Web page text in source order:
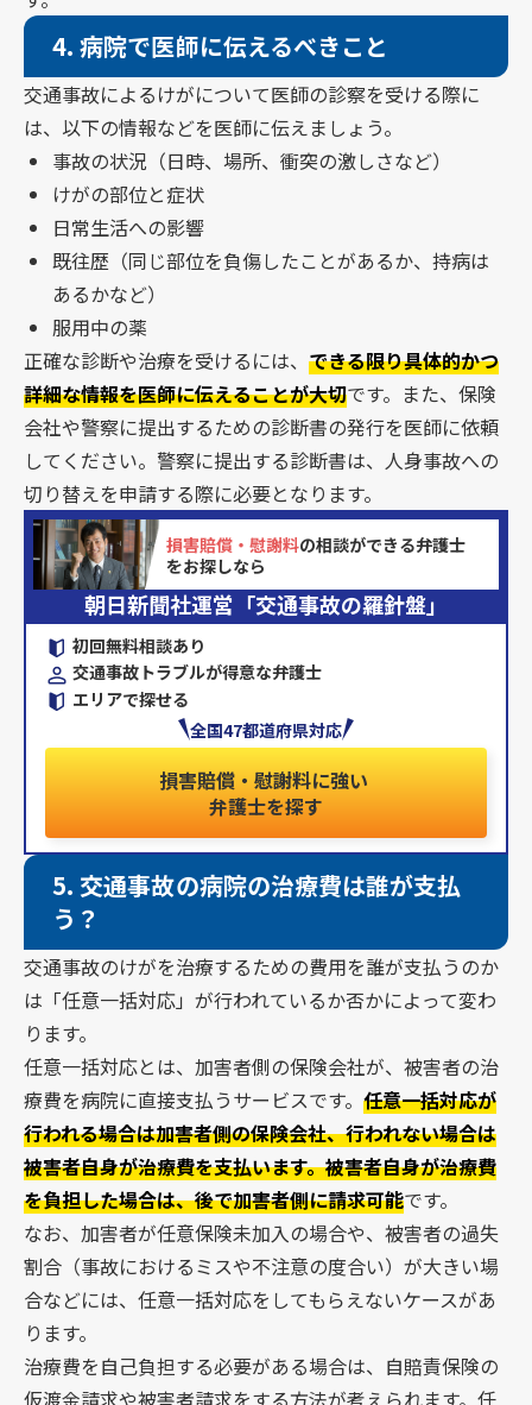
4. 病院で医師に伝えるべきこと
交通事故によるけがについて医師の診察を受ける際に
は、以下の情報などを医師に伝えましょう。
事故の状況（日時、場所、衝突の激しさなど）
けがの部位と症状
日常生活への影響
既往歴（同じ部位を負傷したことがあるか、持病は
あるかなど）
服用中の薬
正確な診断や治療を受けるには、できる限り具体的かつ
詳細な情報を医師に伝えることが大切です。また、保険
会社や警察に提出するための診断書の発行を医師に依頼
してください。警察に提出する診断書は、人身事故への
切り替えを申請する際に必要となります。
損害賠償・慰謝料の相談ができる弁護士
をお探しなら
朝日新聞社運営「交通事故の羅針盤」
初回無料相談あり
交通事故トラブルが得意な弁護士
エリアで探せる
全国47都道府県対応
損害賠償・慰謝料に強い
弁護士を探す
5. 交通事故の病院の治療費は誰が支払
う？
交通事故のけがを治療するための費用を誰が支払うのか
は「任意一括対応」が行われているか否かによって変わ
ります。
任意一括対応とは、加害者側の保険会社が、被害者の治
療費を病院に直接支払うサービスです。任意一括対応が
行われる場合は加害者側の保険会社、行われない場合は
被害者自身が治療費を支払います。被害者自身が治療費
を負担した場合は、後で加害者側に請求可能です。
なお、加害者が任意保険未加入の場合や、被害者の過失
割合（事故におけるミスや不注意の度合い）が大きい場
合などには、任意一括対応をしてもらえないケースがあ
ります。
治療費を自己負担する必要がある場合は、自賠責保険の
仮渡金請求や被害者請求をする方法が考えられます。任